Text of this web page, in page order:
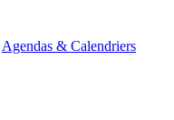
Agendas & Calendriers